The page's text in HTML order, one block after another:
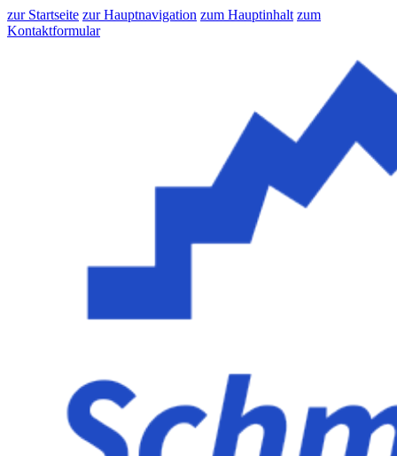
zur Startseite zur Hauptnavigation zum Hauptinhalt zum
Kontaktformular